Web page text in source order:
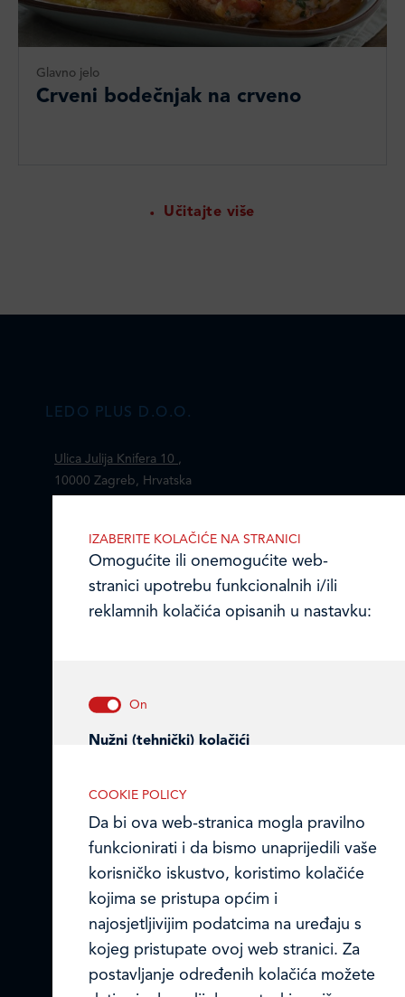
Glavno jelo
Crveni bodečnjak na crveno
Učitajte više
LEDO PLUS D.O.O.
Ulica Julija Knifera 10 ,
10000 Zagreb, Hrvatska
Email:ledo@ledo.hr
OIB 07179054100
Matični broj (MB): 4938763
Privacy notice and Cookies
© LEDO plus d.o.o. 2026.
COOKIE POLICY
Da bi ova web-stranica mogla pravilno
funkcionirati i da bismo unaprijedili vaše
korisničko iskustvo, koristimo kolačiće
kojima se pristupa općim i
najosjetljivijim podatcima na uređaju s
kojeg pristupate ovoj web stranici. Za
postavljanje određenih kolačića možete
IZABERITE KOLAČIĆE NA STRANICI
Omogućite ili onemogućite web-
stranici upotrebu funkcionalnih i/ili
reklamnih kolačića opisanih u nastavku:
Nužni (tehnički) kolačići
funkcionalnosti. Bez ovih kolačića, web-
stranica ne može pravilno funkcionirati,
a isključiti ih možete mijenjanjem
postavki u svome web-pregledniku.
Analitički kolačići